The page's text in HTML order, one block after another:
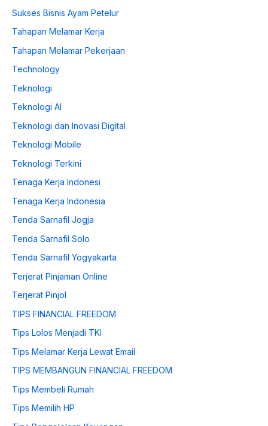
Sukses Bisnis Ayam Petelur
Tahapan Melamar Kerja
Tahapan Melamar Pekerjaan
Technology
Teknologi
Teknologi AI
Teknologi dan Inovasi Digital
Teknologi Mobile
Teknologi Terkini
Tenaga Kerja Indonesi
Tenaga Kerja Indonesia
Tenda Sarnafil Jogja
Tenda Sarnafil Solo
Tenda Sarnafil Yogyakarta
Terjerat Pinjaman Online
Terjerat Pinjol
TIPS FINANCIAL FREEDOM
Tips Lolos Menjadi TKI
Tips Melamar Kerja Lewat Email
TIPS MEMBANGUN FINANCIAL FREEDOM
Tips Membeli Rumah
Tips Memilih HP